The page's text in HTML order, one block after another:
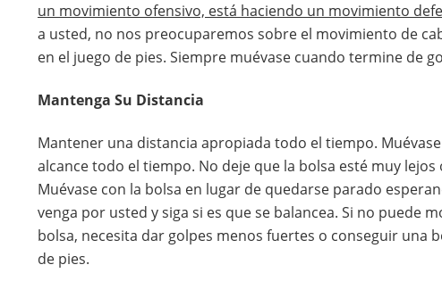
un movimiento ofensivo, está haciendo un movimiento
a usted, no nos preocuparemos sobre el movimiento de
en el juego de pies. Siempre muévase cuando termine de
Mantenga Su Distancia
Mantener una distancia apropiada todo el tiempo.
alcance todo el tiempo. No deje que la bolsa esté muy
Muévase con la bolsa en lugar de quedarse parado
venga por usted y siga si es que se balancea. Si no puede
bolsa, necesita dar golpes menos fuertes o conseguir una
de pies.